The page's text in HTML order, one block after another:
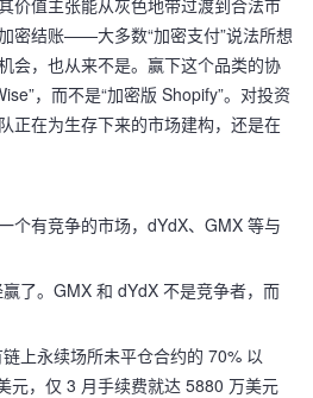
值主张能从灰色地带过渡到合法市
密结账——大多数“加密支付”说法所想
，也从来不是。赢下这个品类的协
，而不是“加密版 Shopify”。对投资
正在为生存下来的市场建构，还是在
个有竞争的市场，dYdX、GMX 等与
了。GMX 和 dYdX 不是竞争者，而
上永续场所未平仓合约的 70% 以
元，仅 3 月手续费就达 5880 万美元